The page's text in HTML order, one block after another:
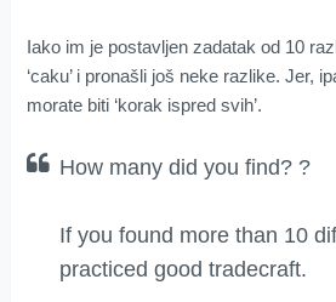
Iako im je postavljen zadatak od 10
‘caku’ i pronašli još neke razlike. Jer,
morate biti ‘korak ispred svih’.
How many did you find? ?
If you found more than 10
practiced good tradecraft.